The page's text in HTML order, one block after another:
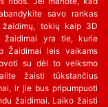
savo rankas
tokių kaip 3D
žaidimai yra tie, kurie
Žaidimai leis vaikams
su dėl to veiksmo
žaisti tūkstančius
ir jie bus pripumpuoti
žaidimai. Laiko žaisti